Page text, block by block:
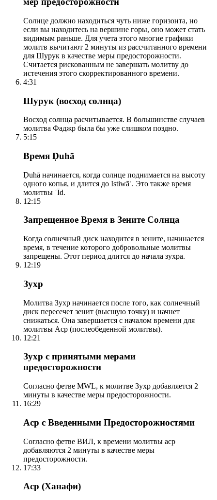
Солнце должно находиться чуть ниже горизонта, но
если вы находитесь на вершине горы, оно может стать
видимым раньше. Для учета этого многие графики
молитв вычитают 2 минуты из рассчитанного времени
для Шурук в качестве меры предосторожности.
Считается рискованным не завершать молитву до
истечения этого скорректированного времени.
4:31
Шурук (восход солнца)
Восход солнца расчитывается. В большинстве случаев
молитва Фаджр была бы уже слишком поздно.
5:15
Время Ḍuhā
Ḍuhā начинается, когда солнце поднимается на высоту
одного копья, и длится до Istiwāʾ. Это также время
молитвы ʿĪd.
12:15
Запрещенное Время в Зените Солнца
Когда солнечный диск находится в зените, начинается
время, в течение которого добровольные молитвы
запрещены. Этот период длится до начала зухра.
12:19
Зухр
Молитва Зухр начинается после того, как солнечный
диск пересечет зенит (высшую точку) и начнет
снижаться. Она завершается с началом времени для
молитвы Аср (послеобеденной молитвы).
12:21
Зухр с принятыми мерами
предосторожности
Согласно фетве MWL, к молитве Зухр добавляется 2
минуты в качестве меры предосторожности.
16:29
Аср с Введенными Предосторожностями
Согласно фетве ВИЛ, к времени молитвы аср
добавляются 2 минуты в качестве меры
предосторожности.
17:33
Аср (Ханафи)